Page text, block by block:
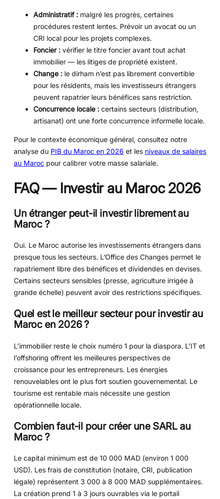
Administratif : malgré les progrès, certaines
procédures restent lentes. Prévoir un avocat ou un
CRI local pour les projets complexes.
Foncier : vérifier le titre foncier avant tout achat
immobilier — les litiges de propriété existent.
Change : le dirham n’est pas librement convertible
pour les résidents, mais les investisseurs étrangers
peuvent rapatrier leurs bénéfices sans restriction.
Concurrence locale : certains secteurs (distribution,
artisanat) ont une forte concurrence informelle locale.
Pour le contexte économique général, consultez notre
analyse du PIB du Maroc en 2026 et les niveaux de salaires
au Maroc pour calibrer votre masse salariale.
FAQ — Investir au Maroc 2026
Un étranger peut-il investir librement au
Maroc ?
Oui. Le Maroc autorise les investissements étrangers dans
presque tous les secteurs. L’Office des Changes permet le
rapatriement libre des bénéfices et dividendes en devises.
Certains secteurs sensibles (presse, agriculture irrigée à
grande échelle) peuvent avoir des restrictions spécifiques.
Quel est le meilleur secteur pour investir au
Maroc en 2026 ?
L’immobilier reste le choix numéro 1 pour la diaspora. L’IT et
l’offshoring offrent les meilleures perspectives de
croissance pour les entrepreneurs. Les énergies
renouvelables ont le plus fort soutien gouvernemental. Le
tourisme est rentable mais nécessite une gestion
opérationnelle locale.
Combien faut-il pour créer une SARL au
Maroc ?
Le capital minimum est de 10 000 MAD (environ 1 000
USD). Les frais de constitution (notaire, CRI, publication
légale) représentent 3 000 à 8 000 MAD supplémentaires.
La création prend 1 à 3 jours ouvrables via le portail